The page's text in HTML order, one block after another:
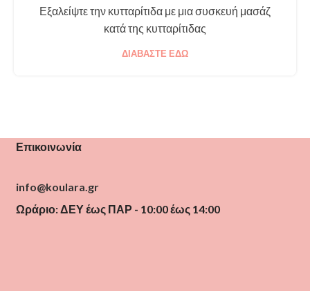
Εξαλείψτε την κυτταρίτιδα με μια συσκευή μασάζ
κατά της κυτταρίτιδας
ΔΙΑΒΆΣΤΕ ΕΔΏ
Επικοινωνία
info@koulara.gr
Ωράριο: ΔΕΥ έως ΠΑΡ - 10:00 έως 14:00